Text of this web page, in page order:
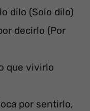
dilo (Solo dilo)
decirlo (Por
que vivirlo
por sentirlo,